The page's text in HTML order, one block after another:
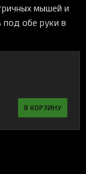
мышей и
обе руки в
В КОРЗИНУ